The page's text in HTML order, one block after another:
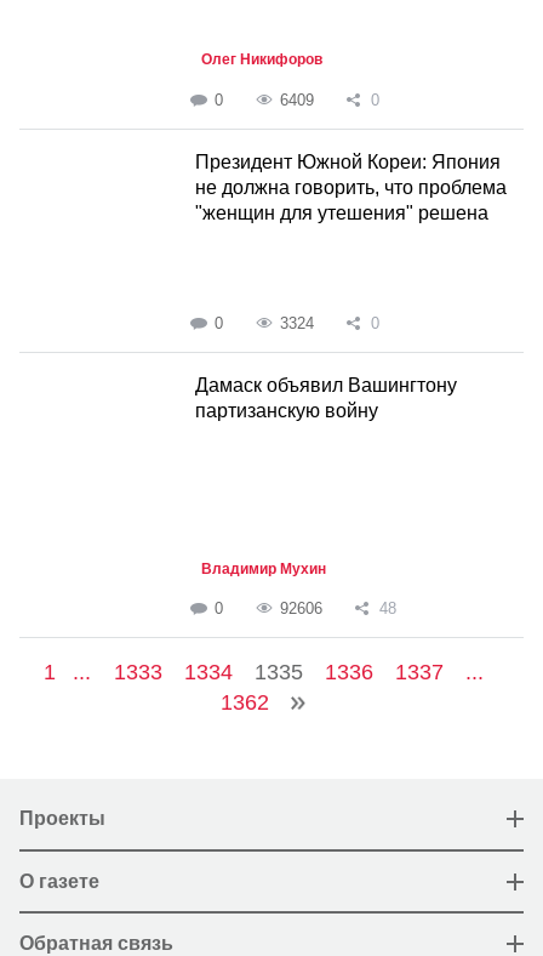
Олег Никифоров
0 6409 0
Президент Южной Кореи: Япония
не должна говорить, что проблема
"женщин для утешения" решена
0 3324 0
Дамаск объявил Вашингтону
партизанскую войну
Владимир Мухин
0 92606 48
1 ... 1333 1334 1335 1336 1337
...
1362
Проекты
О газете
Обратная связь